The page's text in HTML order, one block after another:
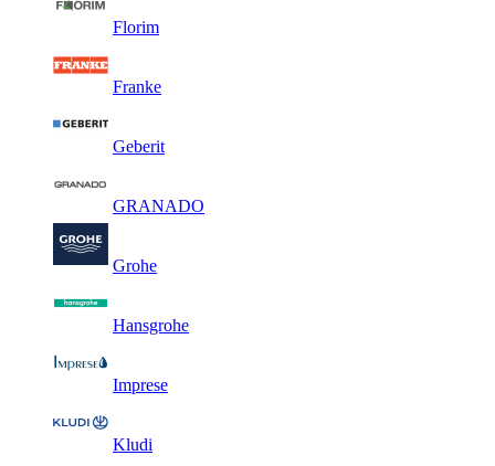
Florim
Franke
Geberit
GRANADO
Grohe
Hansgrohe
Imprese
Kludi